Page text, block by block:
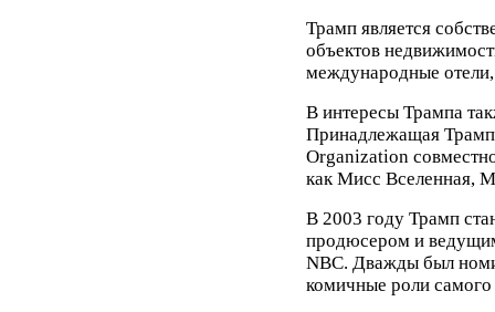
Трамп является
объектов
международные
В интересы Трампа
Принадлежащая
Organization
как Мисс Вселенная,
В 2003 году Трамп
продюсером и
NBC. Дважды был
комичные роли